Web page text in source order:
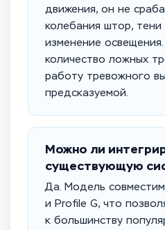
движения, он не
колебания штор,
изменение
количество ложных
работу тревожного
предсказуемой.
Можно ли
существующую
Да. Модель
и Profile G, что
к большинству